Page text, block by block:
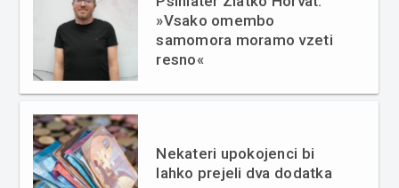
»Vsako omembo
samomora moramo vzeti
resno«
Nekateri upokojenci bi
lahko prejeli dva dodatka